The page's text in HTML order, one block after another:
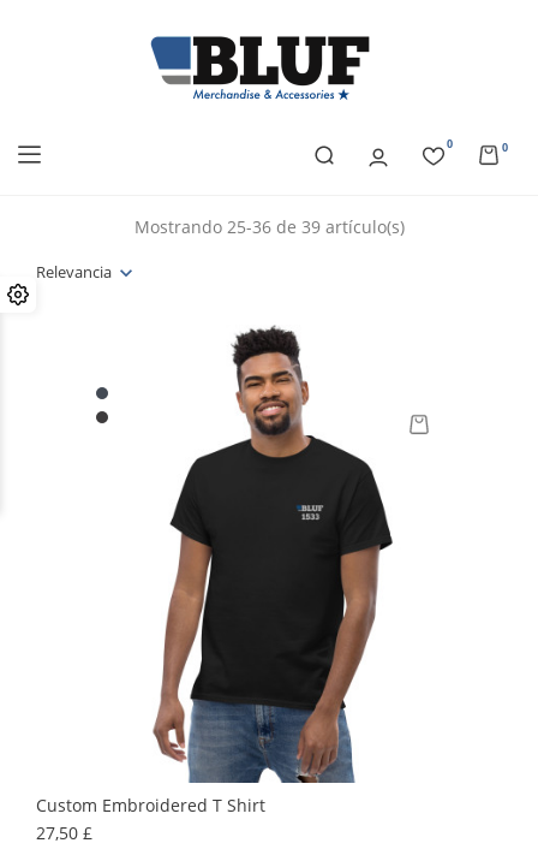
0 0
Relevancia
Mostrando 25-36 de 39 artículo(s)
Custom Embroidered T Shirt
27,50 £